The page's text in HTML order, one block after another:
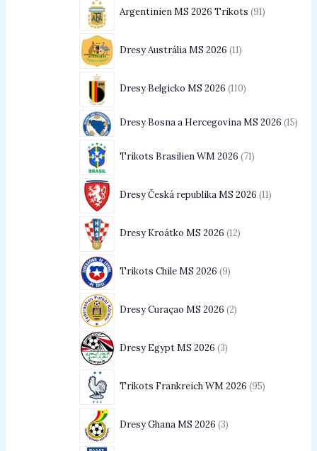
Argentinien MS 2026 Trikots 91
Dresy Austrália MS 2026 11
Dresy Belgicko MS 2026 110
Dresy Bosna a Hercegovina MS 2026 15
Trikots Brasilien WM 2026 71
Dresy Česká republika MS 2026 11
Dresy Kroátko MS 2026 12
Trikots Chile MS 2026 9
Dresy Curaçao MS 2026 2
Dresy Egypt MS 2026 3
Trikots Frankreich WM 2026 95
Dresy Ghana MS 2026 3